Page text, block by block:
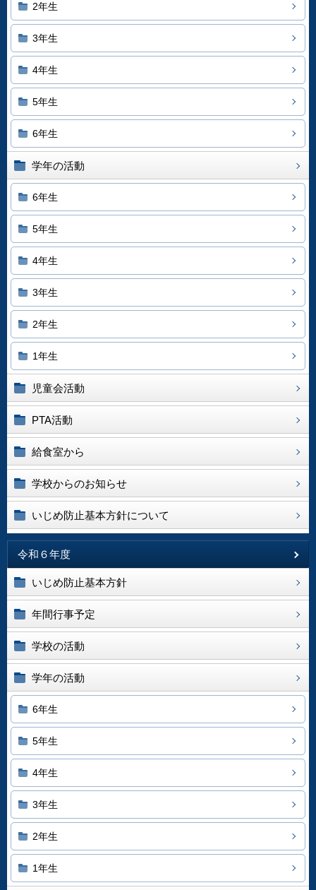
2年生
3年生
4年生
5年生
6年生
学年の活動
6年生
5年生
4年生
3年生
2年生
1年生
児童会活動
PTA活動
給食室から
学校からのお知らせ
いじめ防止基本方針について
令和６年度
いじめ防止基本方針
年間行事予定
学校の活動
学年の活動
6年生
5年生
4年生
3年生
2年生
1年生